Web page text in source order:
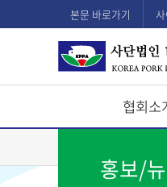
본문 바로가기
협회소
단
홍보/